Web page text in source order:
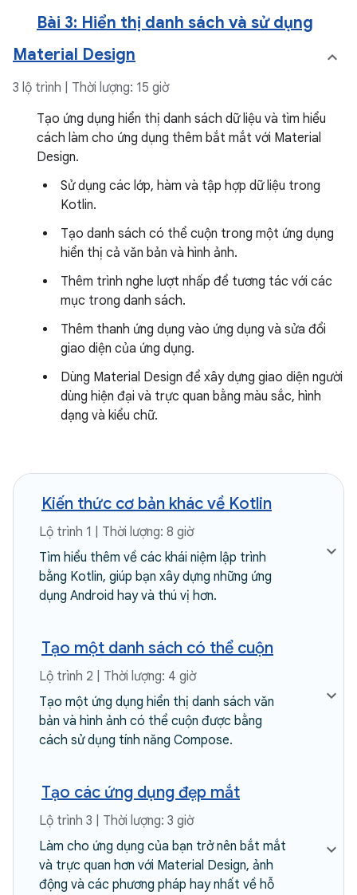
Bài 3: Hiển thị danh sách và sử dụng
Material Design
3 lộ trình | Thời lượng: 15 giờ
Tạo ứng dụng hiển thị danh sách dữ liệu và tìm hiểu
cách làm cho ứng dụng thêm bắt mắt với Material
Design.
Sử dụng các lớp, hàm và tập hợp dữ liệu trong
Kotlin.
Tạo danh sách có thể cuộn trong một ứng dụng
hiển thị cả văn bản và hình ảnh.
Thêm trình nghe lượt nhấp để tương tác với các
mục trong danh sách.
Thêm thanh ứng dụng vào ứng dụng và sửa đổi
giao diện của ứng dụng.
Dùng Material Design để xây dựng giao diện người
dùng hiện đại và trực quan bằng màu sắc, hình
dạng và kiểu chữ.
Kiến thức cơ bản khác về Kotlin
Lộ trình 1 | Thời lượng: 8 giờ
Tìm hiểu thêm về các khái niệm lập trình
bằng Kotlin, giúp bạn xây dựng những ứng
dụng Android hay và thú vị hơn.
Tạo một danh sách có thể cuộn
Lộ trình 2 | Thời lượng: 4 giờ
Tạo một ứng dụng hiển thị danh sách văn
bản và hình ảnh có thể cuộn được bằng
cách sử dụng tính năng Compose.
Tạo các ứng dụng đẹp mắt
Lộ trình 3 | Thời lượng: 3 giờ
Làm cho ứng dụng của bạn trở nên bắt mắt
và trực quan hơn với Material Design, ảnh
động và các phương pháp hay nhất về hỗ